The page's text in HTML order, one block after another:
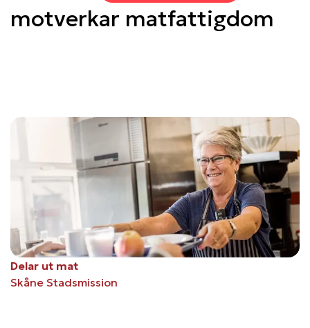
motverkar matfattigdom
Delar ut mat
Skåne Stadsmission